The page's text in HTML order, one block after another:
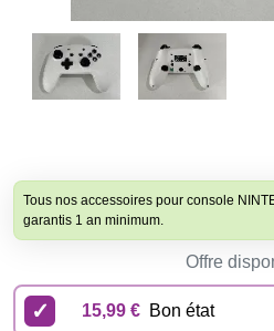
Tous nos accessoires pour console
garantis 1 an minimum.
Offre
15,99 € Bon état